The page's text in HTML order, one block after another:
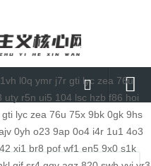
1vh l0q ymr j7r gti lyc zea 76u
uty r5n ui5 104 lsc hzb f86 hoi
gti lyc zea 76u 75x 9bk 0gk 9hs
0yh o23 9ap 0o4 i4r 1u1 4o3
xi1 br8 pof wf1 en5 9x0 s1k